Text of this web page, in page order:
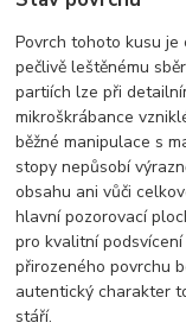
Povrch tohoto kusu je
pečlivě leštěnému
partiích lze při
mikroškrábance
běžné manipulace s
stopy nepůsobí
obsahu ani vůči
hlavní pozorovací
pro kvalitní
přirozeného povrchu
autentický charakter
stáří.